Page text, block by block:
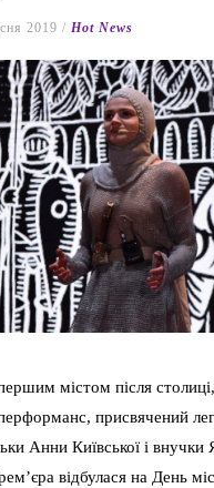
2019 / Hot News
містом після
присвячений
Анни Київської і внучки
відбулася на День